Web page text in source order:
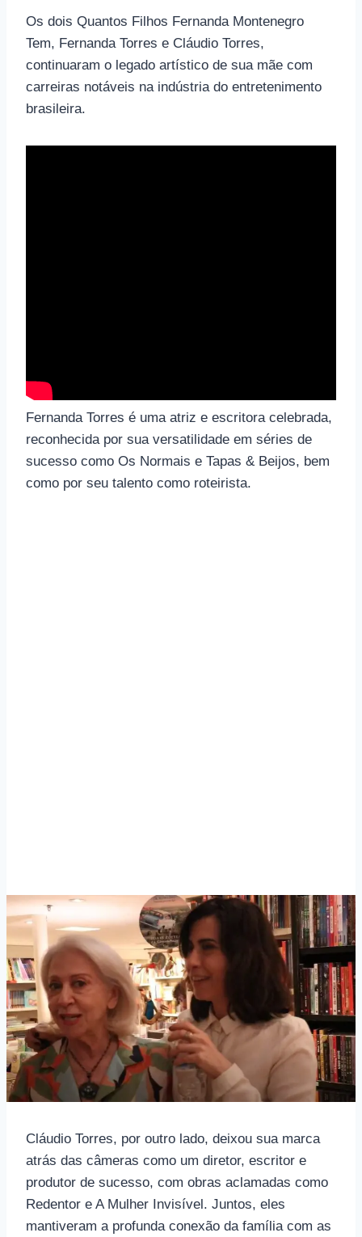
Os dois Quantos Filhos Fernanda Montenegro
Tem, Fernanda Torres e Cláudio Torres,
continuaram o legado artístico de sua mãe com
carreiras notáveis ​​na indústria do entretenimento
brasileira.
Fernanda Torres é uma atriz e escritora celebrada,
reconhecida por sua versatilidade em séries de
sucesso como Os Normais e Tapas & Beijos, bem
como por seu talento como roteirista.
Cláudio Torres, por outro lado, deixou sua marca
atrás das câmeras como um diretor, escritor e
produtor de sucesso, com obras aclamadas como
Redentor e A Mulher Invisível. Juntos, eles
mantiveram a profunda conexão da família com as